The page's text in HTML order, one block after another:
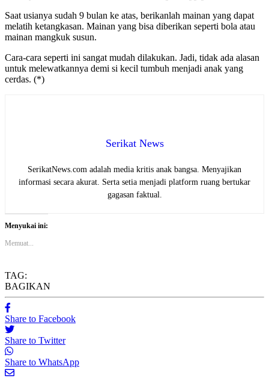
Saat usianya sudah 9 bulan ke atas, berikanlah mainan yang dapat
melatih ketangkasan. Mainan yang bisa diberikan seperti bola atau
mainan mangkuk susun.
Cara-cara seperti ini sangat mudah dilakukan. Jadi, tidak ada alasan
untuk melewatkannya demi si kecil tumbuh menjadi anak yang
cerdas. (*)
Serikat News
SerikatNews.com adalah media kritis anak bangsa. Menyajikan
informasi secara akurat. Serta setia menjadi platform ruang bertukar
gagasan faktual.
Menyukai ini:
Memuat...
TAG:
BAGIKAN
Share to Facebook
Share to Twitter
Share to WhatsApp